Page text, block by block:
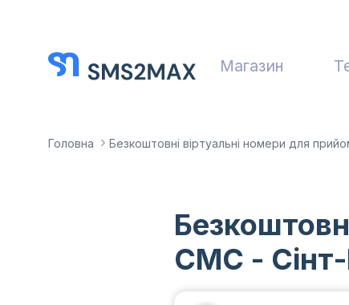
Магазин
Головна Безкоштовні віртуальні номери для
СМС -